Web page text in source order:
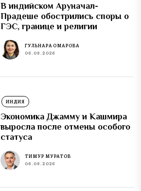
В индийском Аруначал-
Прадеше обострились споры о
ГЭС, границе и религии
ГУЛЬНАРА ОМАРОВА
06.08.2026
ИНДИЯ
Экономика Джамму и Кашмира
выросла после отмены особого
статуса
ТИМУР МУРАТОВ
06.08.2026